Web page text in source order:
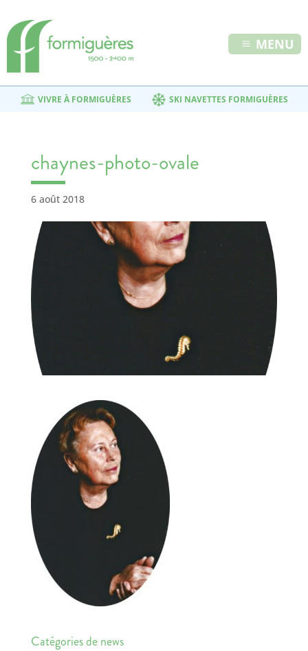
MENU
VIVRE À FORMIGUÈRES SKI NAVETTES FORMIGUÈRES
chaynes-photo-ovale
6 août 2018
Catégories de news